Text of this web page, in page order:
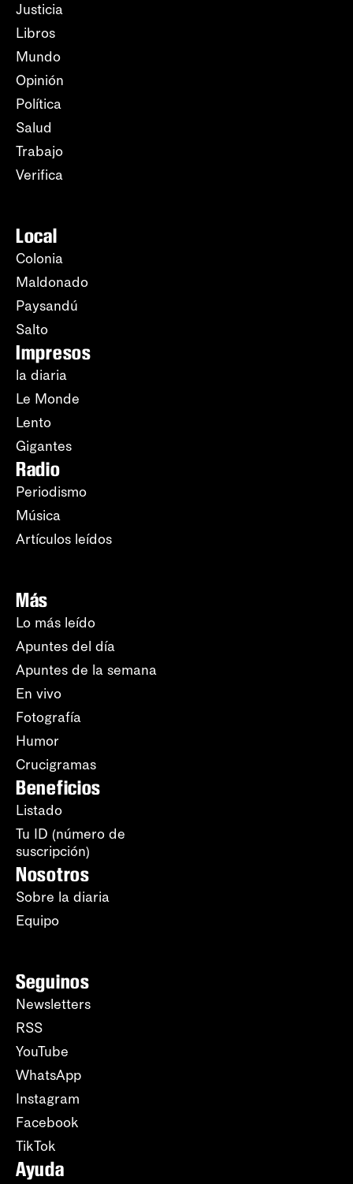
Justicia
Libros
Mundo
Opinión
Política
Salud
Trabajo
Verifica
Local
Colonia
Maldonado
Paysandú
Salto
Impresos
la diaria
Le Monde
Lento
Gigantes
Radio
Periodismo
Música
Artículos leídos
Más
Lo más leído
Apuntes del día
Apuntes de la semana
En vivo
Fotografía
Humor
Crucigramas
Beneficios
Listado
Tu ID (número de
suscripción)
Nosotros
Sobre la diaria
Equipo
Seguinos
Newsletters
RSS
YouTube
WhatsApp
Instagram
Facebook
TikTok
Ayuda